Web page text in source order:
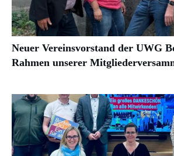
Neuer Vereinsvorstand der UWG
Rahmen unserer